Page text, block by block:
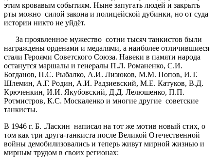
этим кровавым событиям. Ныне запугать людей и закрыть
рты можно силой закона и полицейской дубинки, но от суда
истории никто не уйдёт.
За проявленное мужество сотни тысяч танкистов были
награждены орденами и медалями, а наиболее отличившиеся
стали Героями Советского Союза. Навеки в памяти народа
останутся маршалы и генералы П.Л. Романенко, С.И.
Богданов, П.С. Рыбалко, А.И. Лизюков, М.М. Попов, И.Т.
Шлемин, А.Г. Родин, А.И. Радзиевский, М.Е. Катуков, В.Д.
Крюченкин, И.И. Якубовский, Д.Д. Лелюшенко, П.П.
Ротмистров, К.С. Москаленко и многие другие советские
танкисты.
В 1946 г. Б. .Ласкин написал на тот же мотив новый стих, о
том как три друга-танкиста после Великой Отечественной
войны демобилизовались и теперь живут мирной жизнью и
мирным трудом в своих регионах: